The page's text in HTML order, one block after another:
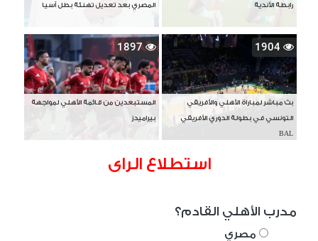
رابطة الأندية المصري بعد تعديل تهنئة بطل آسيا
1904
بث مباشر لمباراة الأهلي والأفريقي
التونسي في بطولة الدوري الأفريقي
BAL
1897
المستبعدين من قائمة الأهلي لمواجهة
بيراميدز
استطلاع الراى
مدرب الأهلي القادم؟
مصري